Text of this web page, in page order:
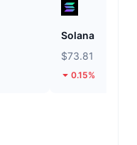
Solana
$73.81
0.15%